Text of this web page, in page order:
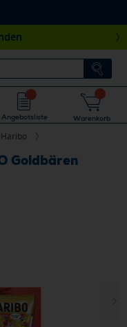
Angebotsliste Warenkorb
Haribo
Goldbären